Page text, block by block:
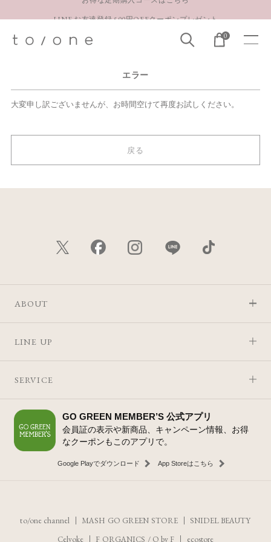
LINE お友達登録 500円OFFクーポンプレゼント
【重要】お盆期間中のお問い合わせと商品配送に関しまして
LINE お友達登録 500円OFFクーポンプレゼント
0
エラー
大変申し訳ございませんが、お時間空けて再度お試しください。
戻る
ABOUT
LINE UP
SERVICE
GO GREEN MEMBER’S 公式アプリ
会員証の表示や新商品、キャンペーン情報、お得
なクーポンもこのアプリで。
Google Playでダウンロード App Storeはこちら
to/one channel MASH GO GREEN STORE
SNIDEL BEAUTY
Celvoke
F ORGANICS / O by F ecostore